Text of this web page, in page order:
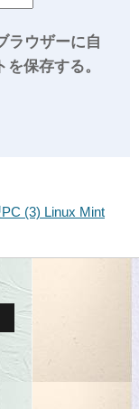
ラウザーに自
保存する。
(3) Linux Mint